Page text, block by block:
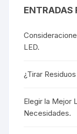
ENTRADAS
LED.
¿Tirar
Elegir la Mejor
Necesidades.